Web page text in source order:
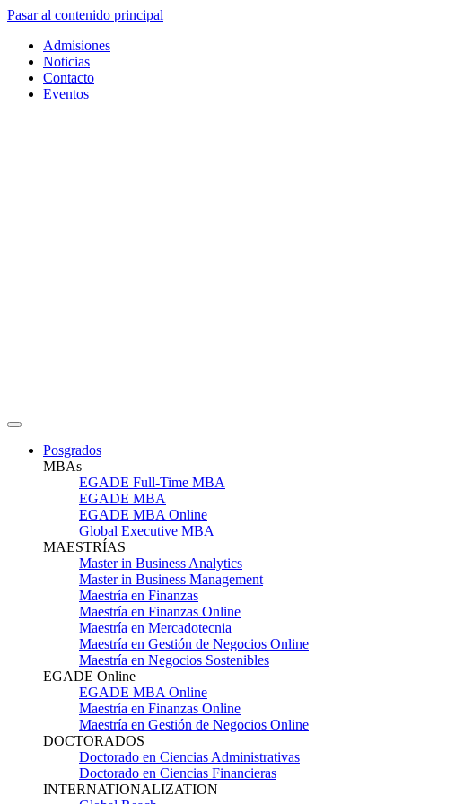
Pasar al contenido principal
Admisiones
Noticias
Contacto
Eventos
Posgrados
MBAs
EGADE Full-Time MBA
EGADE MBA
EGADE MBA Online
Global Executive MBA
MAESTRÍAS
Master in Business Analytics
Master in Business Management
Maestría en Finanzas
Maestría en Finanzas Online
Maestría en Mercadotecnia
Maestría en Gestión de Negocios Online
Maestría en Negocios Sostenibles
EGADE Online
EGADE MBA Online
Maestría en Finanzas Online
Maestría en Gestión de Negocios Online
DOCTORADOS
Doctorado en Ciencias Administrativas
Doctorado en Ciencias Financieras
INTERNATIONALIZATION